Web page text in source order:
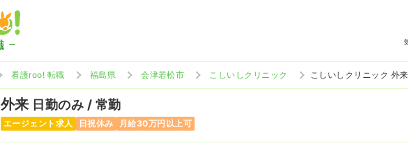
看護roo! 転職 福島県 会津若松市 こしいしクリニック こしいしクリニック 外
外来 日勤のみ / 常勤
エージェント求人 日祝休み 月給30万円以上可